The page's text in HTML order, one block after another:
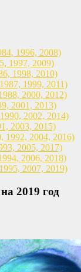
1996, 2008)
1997, 2009)
1998, 2010)
1999, 2011)
2000, 2012)
2001, 2013)
2002, 2014)
2003, 2015)
1992, 2004, 2016)
2005, 2017)
2006, 2018)
2007, 2019)
2019 год